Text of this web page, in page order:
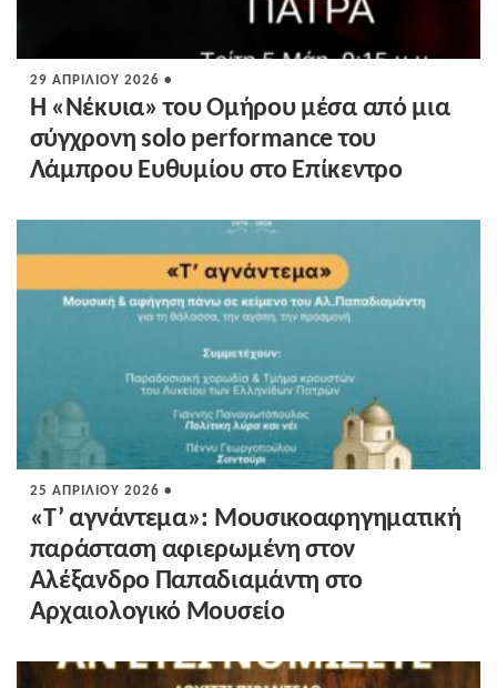
29 ΑΠΡΙΛΊΟΥ 2026 •
Η «Νέκυια» του Ομήρου μέσα από μια
σύγχρονη solo performance του
Λάμπρου Ευθυμίου στο Επίκεντρο
25 ΑΠΡΙΛΊΟΥ 2026 •
«Τ’ αγνάντεμα»: Μουσικοαφηγηματική
παράσταση αφιερωμένη στον
Αλέξανδρο Παπαδιαμάντη στο
Αρχαιολογικό Μουσείο